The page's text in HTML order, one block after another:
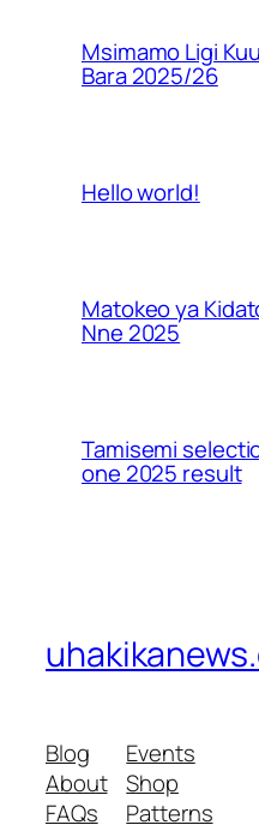
Msimamo Ligi
Bara 2025/26
Hello world!
Matokeo ya
Nne 2025
Tamisemi
one 2025 result
Blog
About
FAQs
Events
Shop
Patterns